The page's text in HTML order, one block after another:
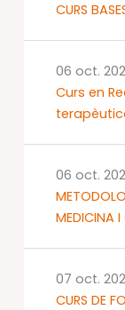
CURS
Curs en
06 oct.
MEDICINA
06 oct.
CURS DE
07 oct.